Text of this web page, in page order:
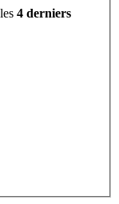
4 derniers